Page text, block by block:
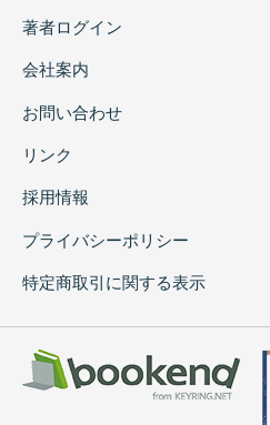
著者ログイン
会社案内
お問い合わせ
リンク
採用情報
プライバシーポリシー
特定商取引に関する表示